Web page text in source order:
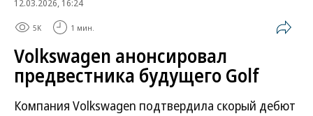
12.03.2026, 16:24
5K 1 мин.
Volkswagen анонсировал
предвестника будущего Golf
Компания Volkswagen подтвердила скорый дебют